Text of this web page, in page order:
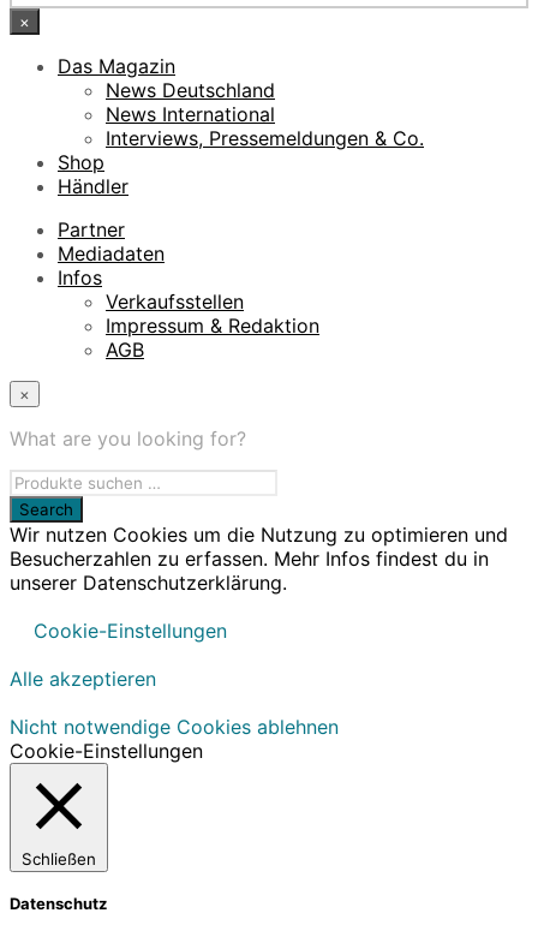
×
Das Magazin
News Deutschland
News International
Interviews, Pressemeldungen & Co.
Shop
Händler
Partner
Mediadaten
Infos
Verkaufsstellen
Impressum & Redaktion
AGB
×
What are you looking for?
Wir nutzen Cookies um die Nutzung zu optimieren und
Besucherzahlen zu erfassen. Mehr Infos findest du in
unserer Datenschutzerklärung.
Cookie-Einstellungen
Alle akzeptieren
Nicht notwendige Cookies ablehnen
Cookie-Einstellungen
Schließen
Datenschutz